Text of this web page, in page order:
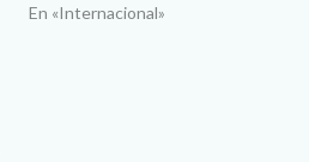
En «Internacional»